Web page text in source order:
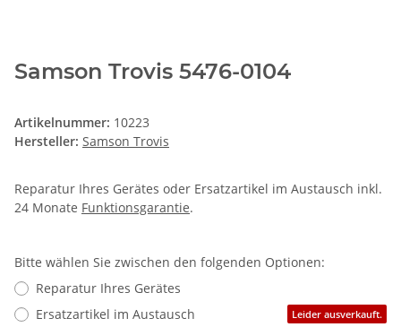
Samson Trovis 5476-0104
Artikelnummer: 10223
Hersteller: Samson Trovis
Reparatur Ihres Gerätes oder Ersatzartikel im Austausch inkl.
24 Monate Funktionsgarantie.
Bitte wählen Sie zwischen den folgenden Optionen:
Reparatur Ihres Gerätes
Ersatzartikel im Austausch
Leider ausverkauft.